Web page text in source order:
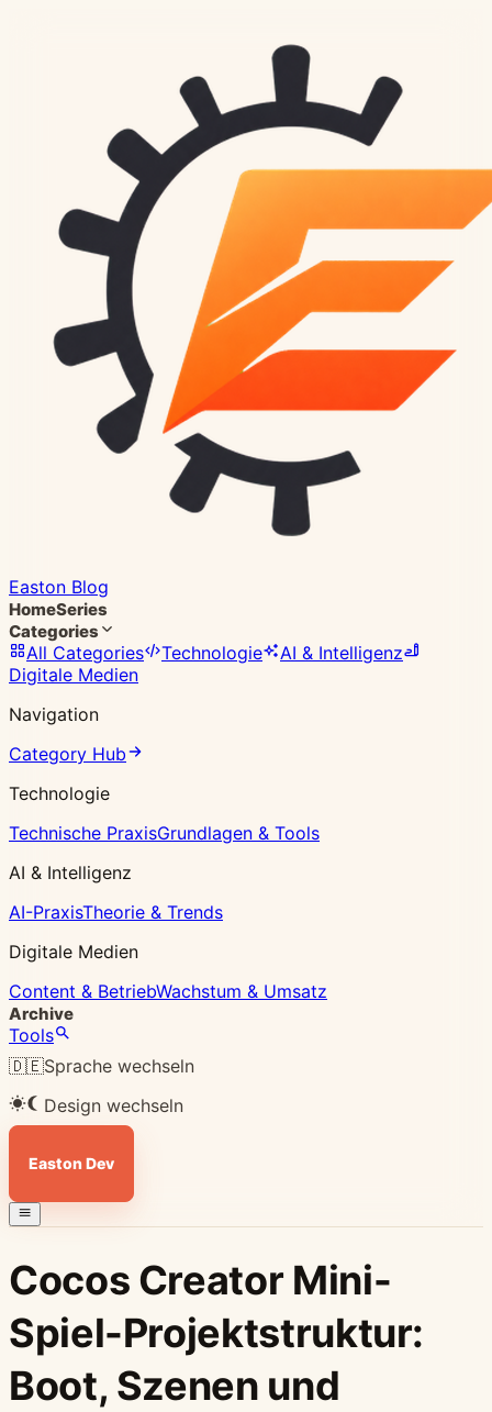
Easton Blog
HomeSeries
Categories
All Categories Technologie
AI & Intelligenz
Digitale Medien
Navigation
Category Hub
Technologie
Technische PraxisGrundlagen & Tools
AI & Intelligenz
AI-PraxisTheorie & Trends
Digitale Medien
Content & BetriebWachstum & Umsatz
Archive
Tools
🇩🇪Sprache wechseln
Design wechseln
Easton Dev
Cocos Creator Mini-
Spiel-Projektstruktur:
Boot, Szenen und